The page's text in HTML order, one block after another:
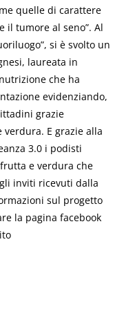
quelle di carattere
il tumore al seno”. Al
si è svolto un
laureata in
che ha
evidenziando,
grazie
E grazie alla
3.0 i podisti
e verdura che
inviti ricevuti dalla
sul progetto
la pagina facebook